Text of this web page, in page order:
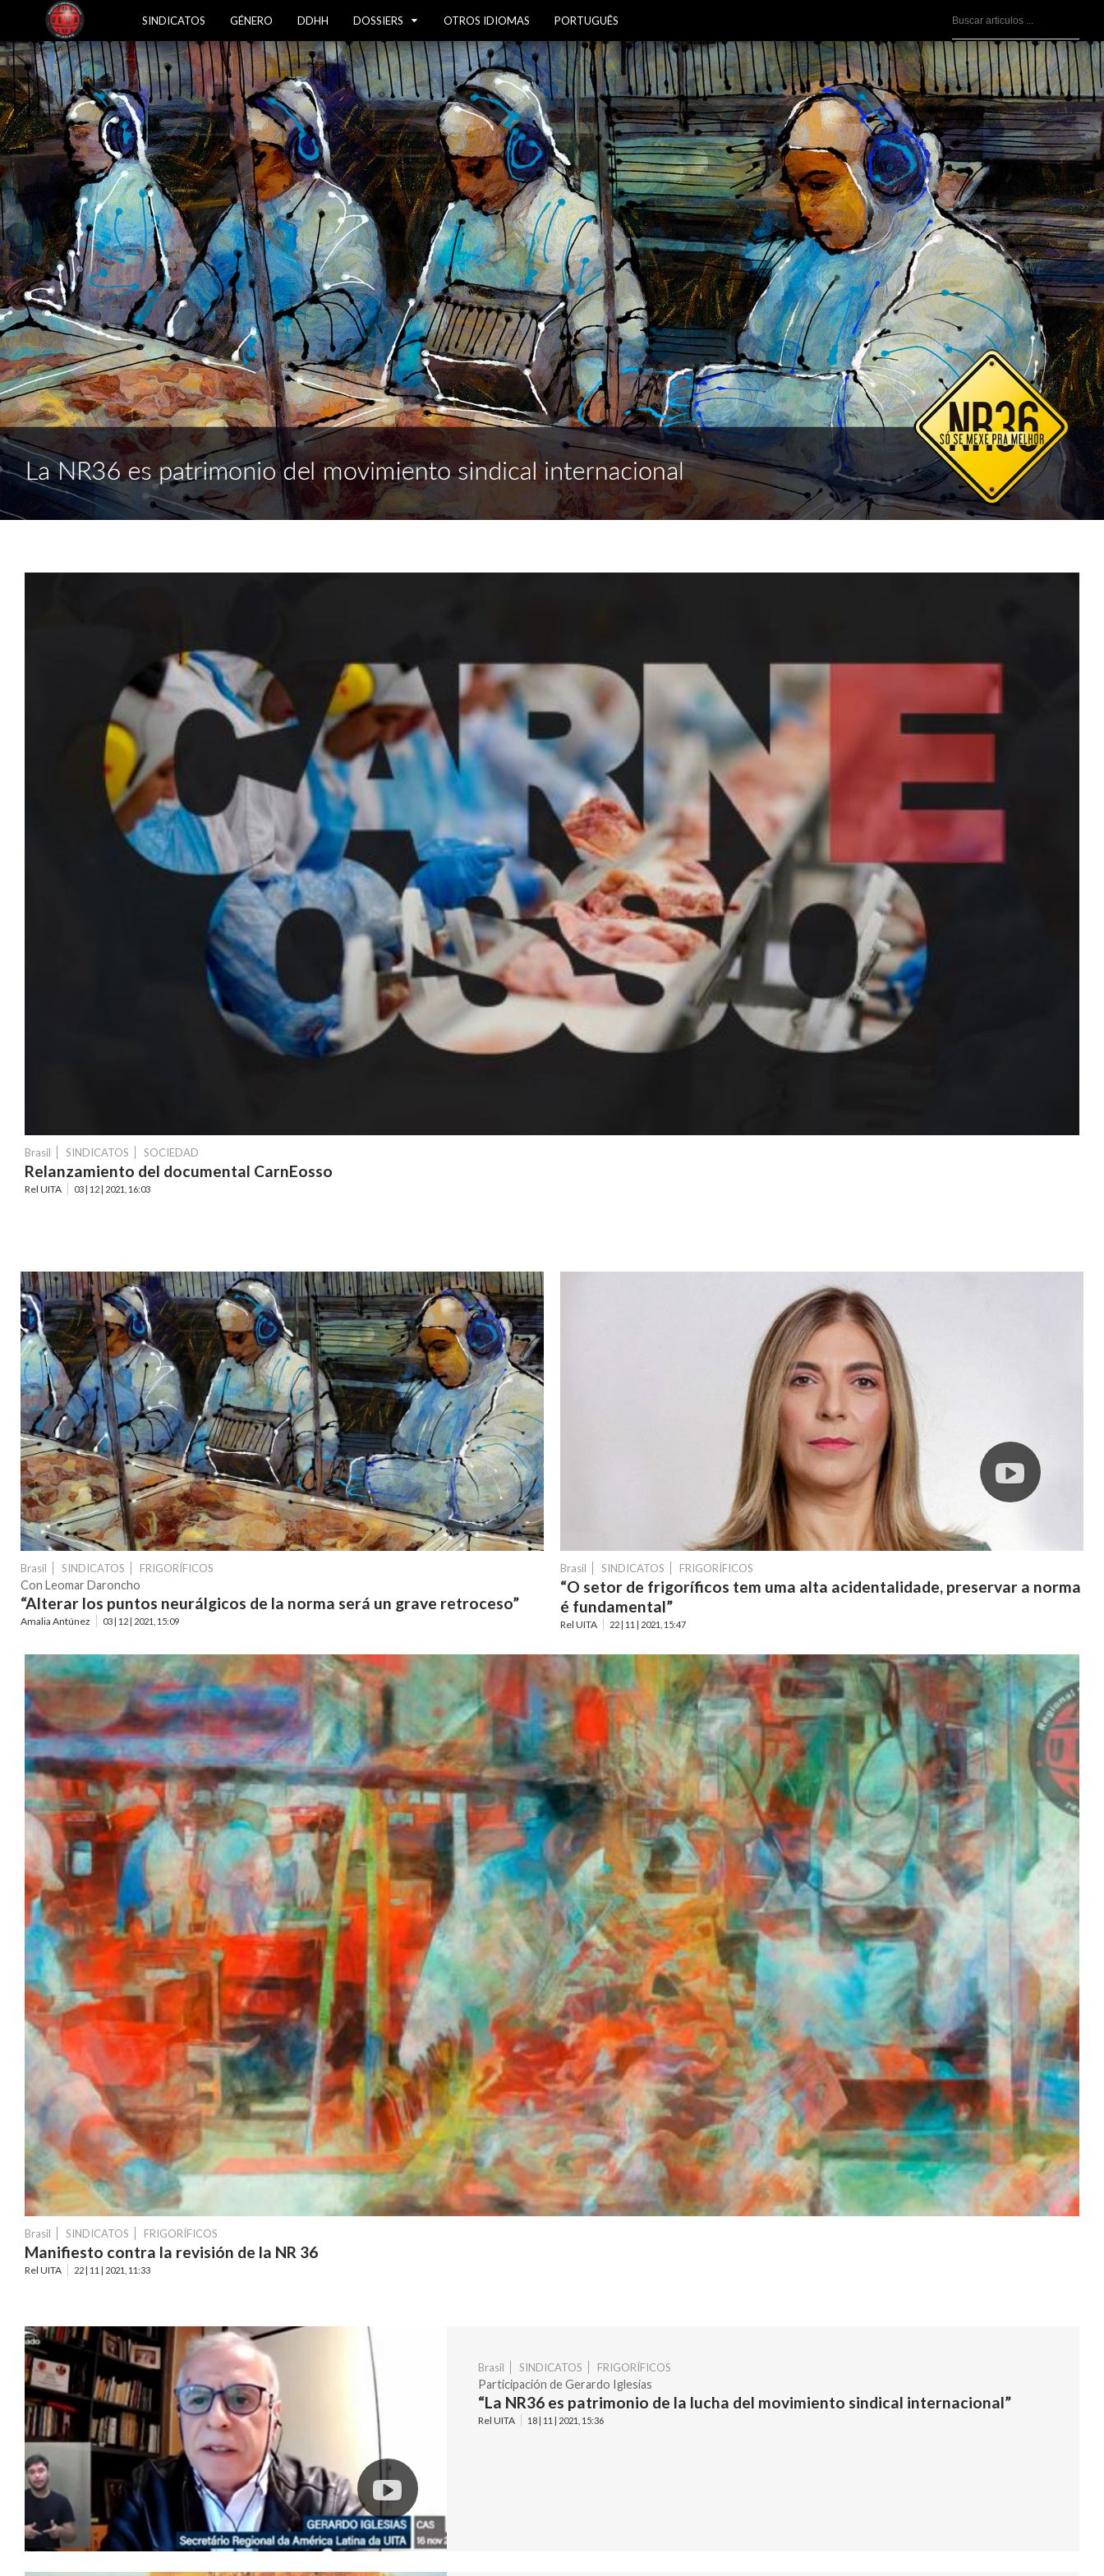
SINDICATOS GÉNERO DDHH DOSSIERS OTROS IDIOMAS PORTUGUÊS
Brasil SINDICATOS SOCIEDAD
Relanzamiento del documental CarnEosso
Rel UITA 03 | 12 | 2021, 16:03
Brasil SINDICATOS FRIGORÍFICOS
Con Leomar Daroncho
“Alterar los puntos neurálgicos de la norma será un grave retroceso”
Amalia Antúnez 03 | 12 | 2021, 15:09
Brasil SINDICATOS FRIGORÍFICOS
“O setor de frigoríficos tem uma alta acidentalidade, preservar a norma
é fundamental”
Rel UITA 22 | 11 | 2021, 15:47
Brasil SINDICATOS FRIGORÍFICOS
Manifiesto contra la revisión de la NR 36
Rel UITA 22 | 11 | 2021, 11:33
Brasil SINDICATOS FRIGORÍFICOS
Participación de Gerardo Iglesias
“La NR36 es patrimonio de la lucha del movimiento sindical internacional”
Rel UITA 18 | 11 | 2021, 15:36